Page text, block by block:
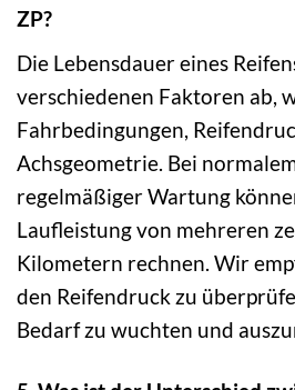
ZP?
Die Lebensdauer eines
verschiedenen Faktoren ab,
Fahrbedingungen,
Achsgeometrie. Bei
regelmäßiger Wartung
Laufleistung von mehreren
Kilometern rechnen. Wir
den Reifendruck zu
Bedarf zu wuchten und